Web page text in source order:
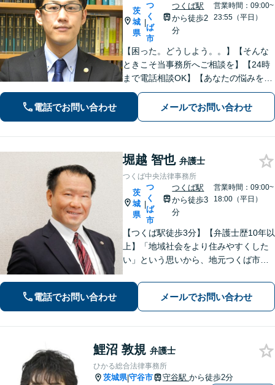
茨
城
県
|
つ
く
ば
市
つくば駅
から徒歩2
分
営業時間：09:00~
23:55（平日）
【困った。どうしよう。。】【そんな
ときこそ当事務所へご相談を】【24時
まで電話相談OK】【あなたの悩みを聞
かせて下さい】財産分与、遺産分割、
交通事故、未払賃金、債権回収など解
決実績多数。ご相談内容にとことん向
電話でお問い合わせ メールでお問い合わせ
堀越 智也 弁護士
つくば中央法律事務所
茨
城
県
|
つ
く
ば
市
つくば駅
から徒歩3
分
営業時間：09:00~
18:00（平日）
【つくば駅徒歩3分】【弁護士歴10年以
上】「地域社会をより住みやすくした
い」という思いから、地元つくば市で
育費など幅広いトラブルに対応【相
続・遺言】残された借金・不動産に困
っていませんか？
電話でお問い合わせ メールでお問い合わせ
鯉沼 敦規 弁護士
ひかる総合法律事務所
茨城県|守谷市 守谷駅 から徒歩2分